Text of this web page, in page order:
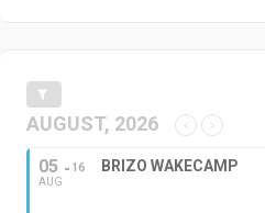
AUGUST, 2026
05
AUG
16 BRIZO WAKECAMP